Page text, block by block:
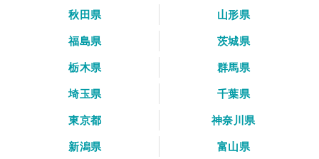
秋田県
山形県
福島県
茨城県
栃木県
群馬県
埼玉県
千葉県
東京都
神奈川県
新潟県
富山県